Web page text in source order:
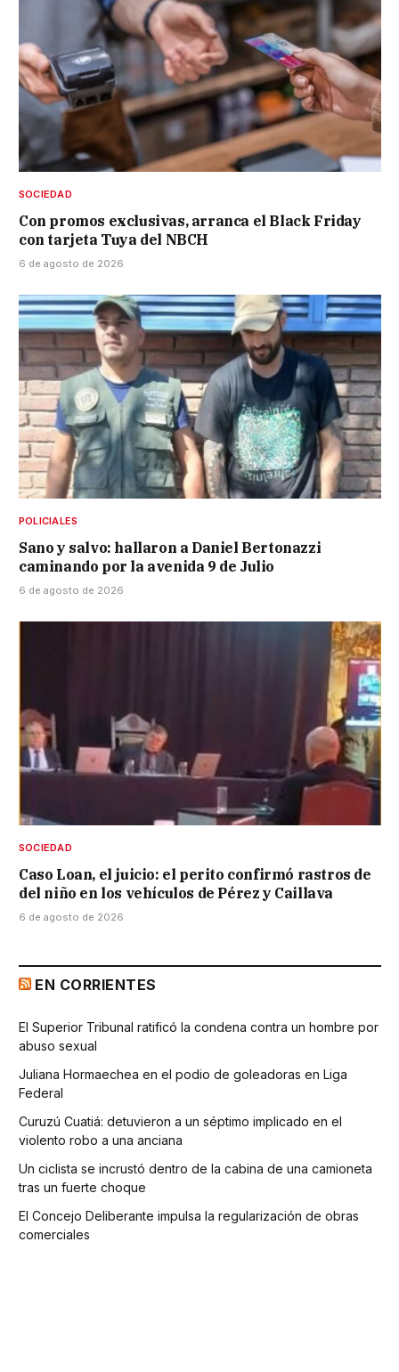
SOCIEDAD
Con promos exclusivas, arranca el Black Friday
con tarjeta Tuya del NBCH
6 de agosto de 2026
POLICIALES
Sano y salvo: hallaron a Daniel Bertonazzi
caminando por la avenida 9 de Julio
6 de agosto de 2026
SOCIEDAD
Caso Loan, el juicio: el perito confirmó rastros de
del niño en los vehículos de Pérez y Caillava
6 de agosto de 2026
EN CORRIENTES
El Superior Tribunal ratificó la condena contra un hombre por
abuso sexual
Juliana Hormaechea en el podio de goleadoras en Liga
Federal
Curuzú Cuatiá: detuvieron a un séptimo implicado en el
violento robo a una anciana
Un ciclista se incrustó dentro de la cabina de una camioneta
tras un fuerte choque
El Concejo Deliberante impulsa la regularización de obras
comerciales